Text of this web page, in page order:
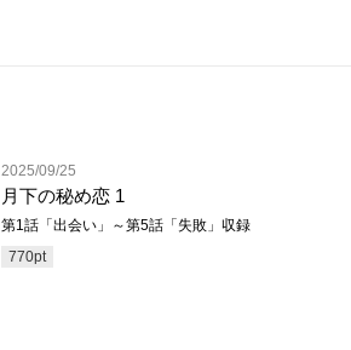
2025/09/25
月下の秘め恋 1
第1話「出会い」～第5話「失敗」収録
770pt